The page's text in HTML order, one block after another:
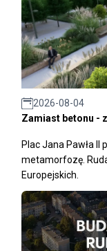
2026-08-04
Zamiast betonu -
Plac Jana Pawła
metamorfozę.
Europejskich.